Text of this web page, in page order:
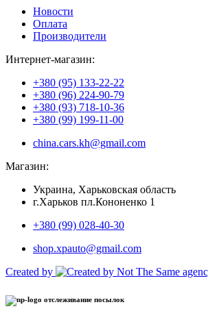
Новости
Оплата
Производители
Интернет-магазин:
+380 (95) 133-22-22
+380 (96) 224-90-79
+380 (93) 718-10-36
+380 (99) 199-11-00
china.cars.kh@gmail.com
Магазин:
Украина, Харьковская область
г.Харьков пл.Кононенко 1
+380 (99) 028-40-30
shop.xpauto@gmail.com
Created by
отслеживание посылок